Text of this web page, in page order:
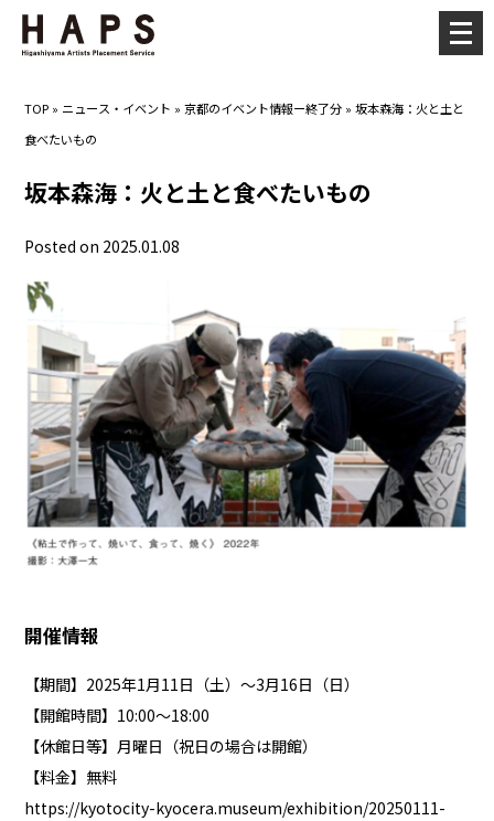
TOP » ニュース・イベント »京都のイベント情報ー終了分 »坂本森海：火と土と
食べたいもの
坂本森海：火と土と食べたいもの
Posted on 2025.01.08
開催情報
【期間】2025年1月11日（土）～3月16日（日）
【開館時間】10:00～18:00
【休館日等】月曜日（祝日の場合は開館）
【料金】無料
https://kyotocity-kyocera.museum/exhibition/20250111-
メ
ニ
ー